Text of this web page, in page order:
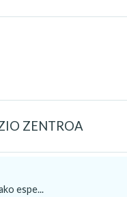
ZENTROA
espe...